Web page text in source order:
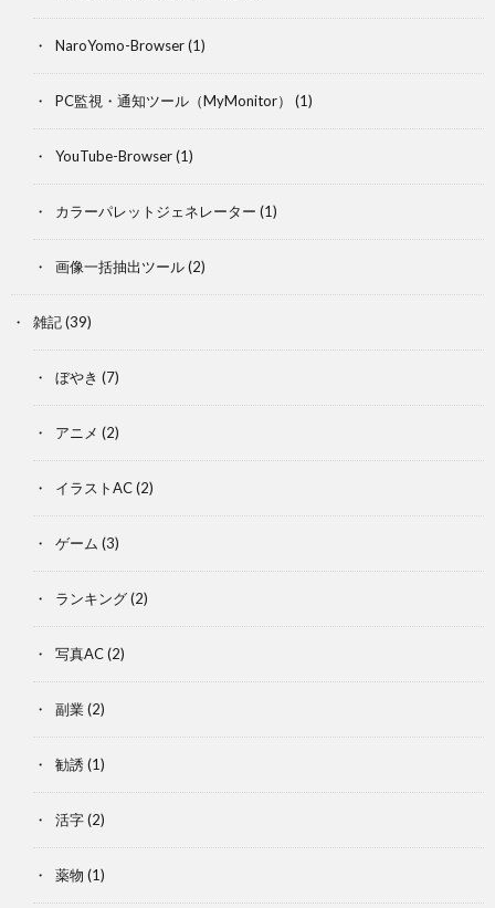
NaroYomo-Browser(1)
PC監視・通知ツール（MyMonitor） (1)
YouTube-Browser(1)
カラーパレットジェネレーター (1)
画像一括抽出ツール(2)
雑記(39)
ぼやき (7)
アニメ (2)
イラストAC(2)
ゲーム (3)
ランキング(2)
写真AC(2)
副業(2)
勧誘(1)
活字(2)
薬物 (1)